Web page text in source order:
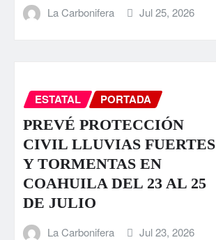
La Carbonifera Jul 25, 2026
ESTATAL PORTADA
PREVÉ PROTECCIÓN
CIVIL LLUVIAS FUERTES
Y TORMENTAS EN
COAHUILA DEL 23 AL 25
DE JULIO
La Carbonifera Jul 23, 2026